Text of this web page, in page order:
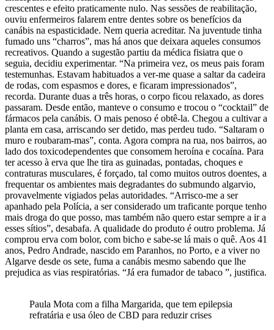
crescentes e efeito praticamente nulo. Nas sessões de reabilitação,
ouviu enfermeiros falarem entre dentes sobre os benefícios da
canábis na espasticidade. Nem queria acreditar. Na juventude tinha
fumado uns “charros”, mas há anos que deixara aqueles consumos
recreativos. Quando a sugestão partiu da médica fisiatra que o
seguia, decidiu experimentar. “Na primeira vez, os meus pais foram
testemunhas. Estavam habituados a ver-me quase a saltar da cadeira
de rodas, com espasmos e dores, e ficaram impressionados”,
recorda. Durante duas a três horas, o corpo ficou relaxado, as dores
passaram. Desde então, manteve o consumo e trocou o “cocktail” de
fármacos pela canábis. O mais penoso é obtê-la. Chegou a cultivar a
planta em casa, arriscando ser detido, mas perdeu tudo. “Saltaram o
muro e roubaram-mas”, conta. Agora compra na rua, nos bairros, ao
lado dos toxicodependentes que consomem heroína e cocaína. Para
ter acesso à erva que lhe tira as guinadas, pontadas, choques e
contraturas musculares, é forçado, tal como muitos outros doentes, a
frequentar os ambientes mais degradantes do submundo algarvio,
provavelmente vigiados pelas autoridades. “Arrisco-me a ser
apanhado pela Polícia, a ser considerado um traficante porque tenho
mais droga do que posso, mas também não quero estar sempre a ir a
esses sítios”, desabafa. A qualidade do produto é outro problema. Já
comprou erva com bolor, com bicho e sabe-se lá mais o quê. Aos 41
anos, Pedro Andrade, nascido em Paranhos, no Porto, e a viver no
Algarve desde os sete, fuma a canábis mesmo sabendo que lhe
prejudica as vias respiratórias. “Já era fumador de tabaco ”, justifica.
Paula Mota com a filha Margarida, que tem epilepsia
refratária e usa óleo de CBD para reduzir crises